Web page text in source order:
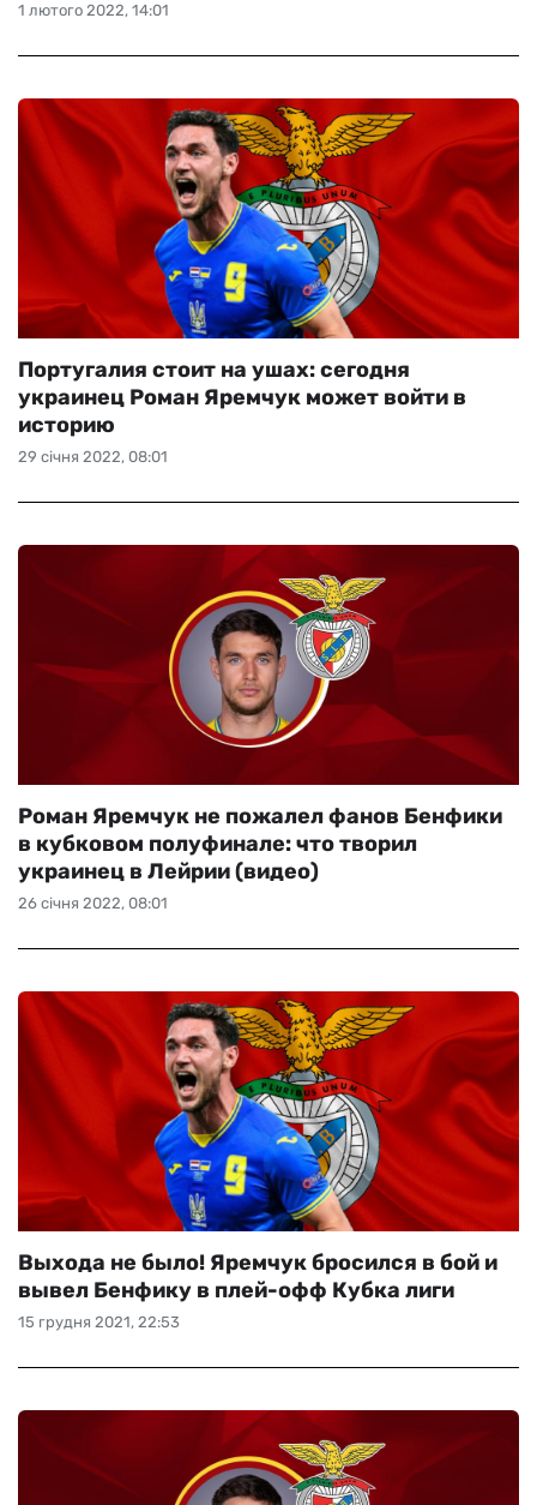
1 лютого 2022, 14:01
29 січня 2022, 08:01
Португалия стоит на ушах: сегодня
украинец Роман Яремчук может войти в
историю
26 січня 2022, 08:01
Роман Яремчук не пожалел фанов Бенфики
в кубковом полуфинале: что творил
украинец в Лейрии (видео)
15 грудня 2021, 22:53
Выхода не было! Яремчук бросился в бой и
вывел Бенфику в плей-офф Кубка лиги